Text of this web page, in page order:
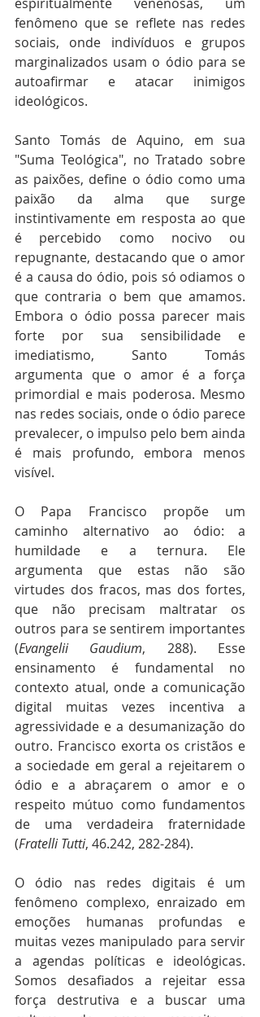
fenômeno que se reflete nas redes
sociais, onde indivíduos e grupos
marginalizados usam o ódio para se
autoafirmar e atacar inimigos
ideológicos.
Santo Tomás de Aquino, em sua
"Suma Teológica", no Tratado sobre
as paixões, define o ódio como uma
paixão da alma que surge
instintivamente em resposta ao que
é percebido como nocivo ou
repugnante, destacando que o amor
é a causa do ódio, pois só odiamos o
que contraria o bem que amamos.
Embora o ódio possa parecer mais
forte por sua sensibilidade e
imediatismo, Santo Tomás
argumenta que o amor é a força
primordial e mais poderosa. Mesmo
nas redes sociais, onde o ódio parece
prevalecer, o impulso pelo bem ainda
é mais profundo, embora menos
visível.
O Papa Francisco propõe um
caminho alternativo ao ódio: a
humildade e a ternura. Ele
argumenta que estas não são
virtudes dos fracos, mas dos fortes,
que não precisam maltratar os
outros para se sentirem importantes
(Evangelii Gaudium, 288). Esse
ensinamento é fundamental no
contexto atual, onde a comunicação
digital muitas vezes incentiva a
agressividade e a desumanização do
outro. Francisco exorta os cristãos e
a sociedade em geral a rejeitarem o
ódio e a abraçarem o amor e o
respeito mútuo como fundamentos
de uma verdadeira fraternidade
(Fratelli Tutti, 46.242, 282-284).
O ódio nas redes digitais é um
fenômeno complexo, enraizado em
emoções humanas profundas e
muitas vezes manipulado para servir
a agendas políticas e ideológicas.
Somos desafiados a rejeitar essa
força destrutiva e a buscar uma